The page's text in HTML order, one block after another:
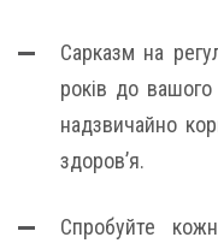
Сарказм на
років до
надзвичайно
здоров’я.
Спробуйте